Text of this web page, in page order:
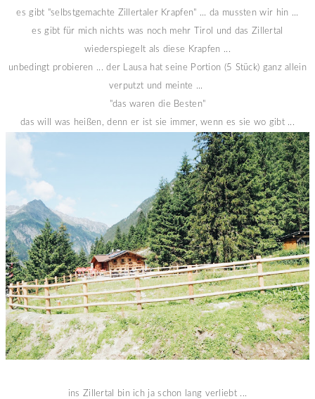
es gibt "selbstgemachte Zillertaler Krapfen" ... da mussten wir hin ...
es gibt für mich nichts was noch mehr Tirol und das Zillertal
wiederspiegelt als diese Krapfen ...
unbedingt probieren ... der Lausa hat seine Portion (5 Stück) ganz allein
verputzt und meinte ...
"das waren die Besten"
das will was heißen, denn er ist sie immer, wenn es sie wo gibt ...
ins Zillertal bin ich ja schon lang verliebt ...